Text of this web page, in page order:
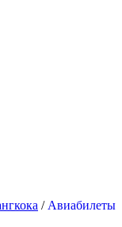
/ Авиабилеты